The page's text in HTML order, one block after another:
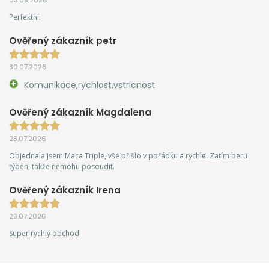
Perfektní.
Ověřený zákazník petr
30.07.2026
Komunikace,rychlost,vstricnost
Ověřený zákazník Magdalena
28.07.2026
Objednala jsem Maca Triple, vše přišlo v pořádku a rychle. Zatím beru
týden, takže nemohu posoudit.
Ověřený zákazník Irena
28.07.2026
Super rychlý obchod